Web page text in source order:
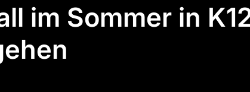
im Sommer in